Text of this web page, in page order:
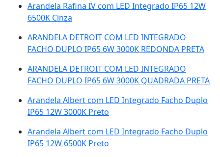
Arandela Rafina IV com LED Integrado IP65 12W
6500K Cinza
ARANDELA DETROIT COM LED INTEGRADO
FACHO DUPLO IP65 6W 3000K REDONDA PRETA
ARANDELA DETROIT COM LED INTEGRADO
FACHO DUPLO IP65 6W 3000K QUADRADA PRETA
Arandela Albert com LED Integrado Facho Duplo
IP65 12W 3000K Preto
Arandela Albert com LED Integrado Facho Duplo
IP65 12W 6500K Preto